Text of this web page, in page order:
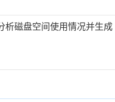
析磁盘空间使用情况并生成